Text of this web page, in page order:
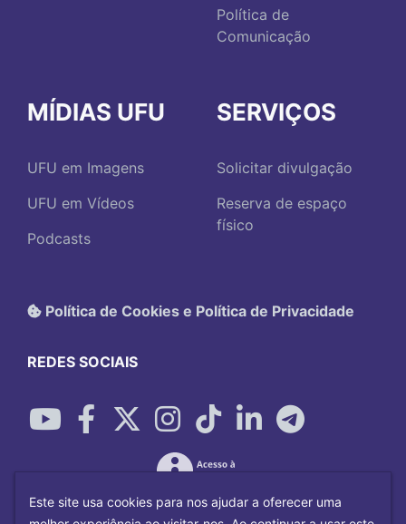
Política de
Comunicação
MÍDIAS UFU
UFU em Imagens
UFU em Vídeos
Podcasts
SERVIÇOS
Solicitar divulgação
Reserva de espaço
físico
Política de Cookies e Política de Privacidade
REDES SOCIAIS
Este site usa cookies para nos ajudar a oferecer uma